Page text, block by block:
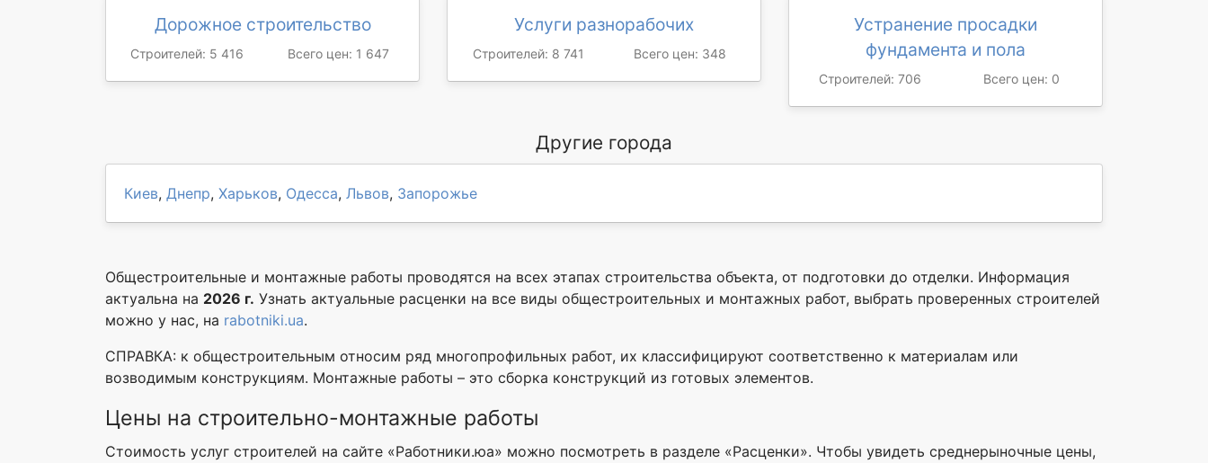
Дорожное строительство
Строителей: 5 416 Всего цен: 1 647
Услуги разнорабочих
Строителей: 8 741 Всего цен: 348
Устранение просадки
фундамента и пола
Строителей: 706 Всего цен: 0
Другие города
Киев, Днепр, Харьков, Одесса, Львов, Запорожье
Общестроительные и монтажные работы проводятся на всех этапах строительства объекта, от подготовки до отделки. Информация
актуальна на 2026 г. Узнать актуальные расценки на все виды общестроительных и монтажных работ, выбрать проверенных строителей
можно у нас, на rabotniki.ua.
СПРАВКА: к общестроительным относим ряд многопрофильных работ, их классифицируют соответственно к материалам или
возводимым конструкциям. Монтажные работы – это сборка конструкций из готовых элементов.
Цены на строительно-монтажные работы
Стоимость услуг строителей на сайте «Работники.юа» можно посмотреть в разделе «Расценки». Чтобы увидеть среднерыночные цены,